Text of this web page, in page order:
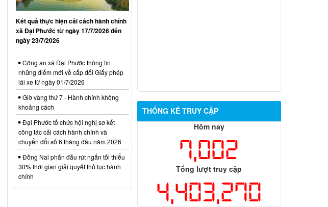
THỐNG KÊ TRUY CẬP
Hôm nay
7,002
Tổng lượt truy cập
4,403,270
Kết quả thực hiện cải cách hành chính
xã Đại Phước từ ngày 17/7/2026 đến
ngày 23/7/2026
Công an xã Đại Phước thông tin
những điểm mới về cấp đổi Giấy phép
lái xe từ ngày 01/7/2026
Giờ vàng thứ 7 - Hành chính không
khoảng cách
Đại Phước tổ chức hội nghị sơ kết
công tác cải cách hành chính và
chuyển đổi số 6 tháng đầu năm 2026
Đồng Nai phấn đấu rút ngắn tối thiểu
30% thời gian giải quyết thủ tục hành
chính